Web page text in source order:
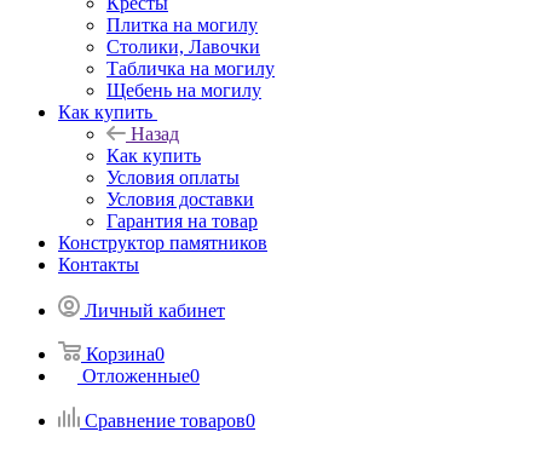
Плитка на могилу
Столики, Лавочки
Табличка на могилу
Щебень на могилу
Как купить
Назад
Как купить
Условия оплаты
Условия доставки
Гарантия на товар
Конструктор памятников
Контакты
Личный кабинет
Корзина0
Отложенные0
Сравнение товаров0